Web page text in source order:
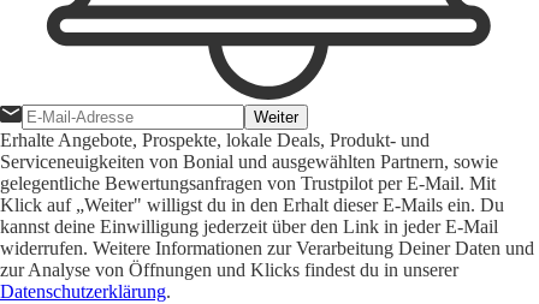
Weiter
Erhalte Angebote, Prospekte, lokale Deals, Produkt- und
Serviceneuigkeiten von Bonial und ausgewählten Partnern, sowie
gelegentliche Bewertungsanfragen von Trustpilot per E-Mail. Mit
Klick auf „Weiter" willigst du in den Erhalt dieser E-Mails ein. Du
kannst deine Einwilligung jederzeit über den Link in jeder E-Mail
widerrufen. Weitere Informationen zur Verarbeitung Deiner Daten und
zur Analyse von Öffnungen und Klicks findest du in unserer
Datenschutzerklärung.